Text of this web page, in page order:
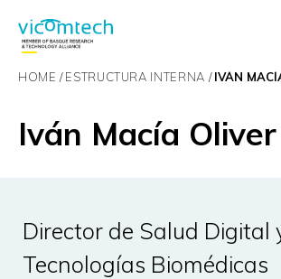
HOME ESTRUCTURA INTERNA IVÁN
Iván Macía Oliver
Director de Salud Digital
Tecnologías Biomédicas